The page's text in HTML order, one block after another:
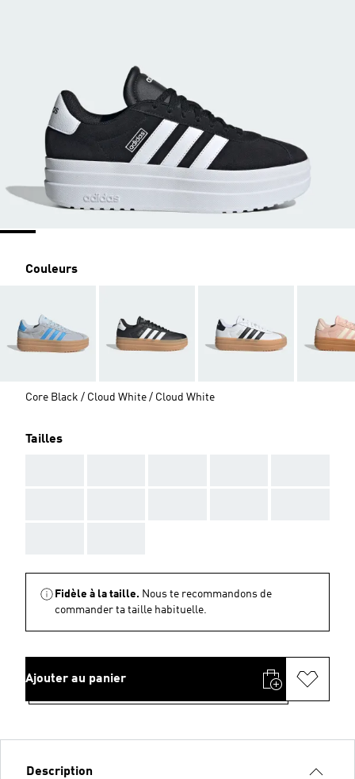
Couleurs
Core Black / Cloud White / Cloud White
Tailles
Fidèle à la taille. Nous te recommandons de
commander ta taille habituelle.
Ajouter au panier
Description